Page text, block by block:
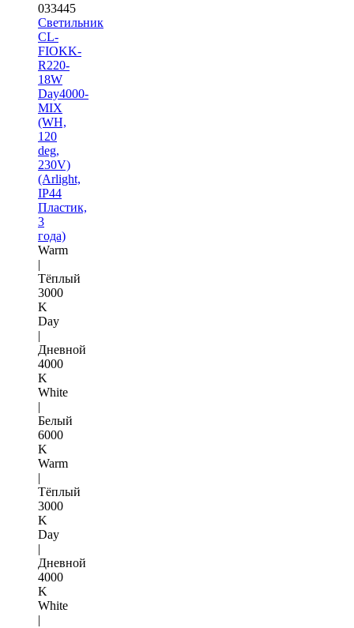
033445
Светильник
CL-
FIOKK-
R220-
18W
Day4000-
MIX
(WH,
120
deg,
230V)
(Arlight,
IP44
Пластик,
3
года)
Warm
|
Тёплый
3000
K
Day
|
Дневной
4000
K
White
|
Белый
6000
K
Warm
|
Тёплый
3000
K
Day
|
Дневной
4000
K
White
|